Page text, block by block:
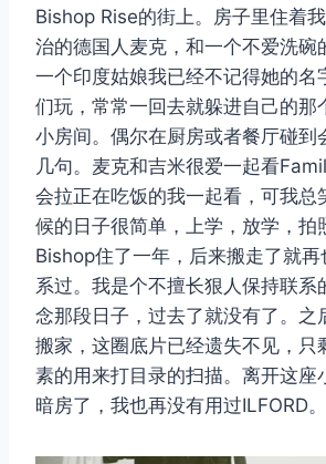
Bishop Rise的街上。房子里住着
治的德国人麦克，和一个不爱洗碗
一个印度姑娘我已经不记得她的名
们玩，常常一回去就躲进自己的那
小房间。偶尔在厨房或者餐厅碰到
几句。麦克和吉米很爱一起看
会拉正在吃饭的我一起看，可我总
候的日子很简单，上学，放学，拍
Bishop住了一年，后来搬走了就再
系过。我是个不擅长狠人保持联系
念那段日子，过去了就没有了。之
搬家，这圈底片已经遗失不见，
素的用来打目录的扫描。离开这座
暗房了，我也再没有用过ILFORD。